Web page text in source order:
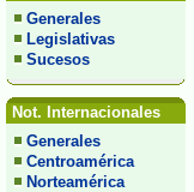
Generales
Legislativas
Sucesos
Not. Internacionales
Generales
Centroamérica
Norteamérica